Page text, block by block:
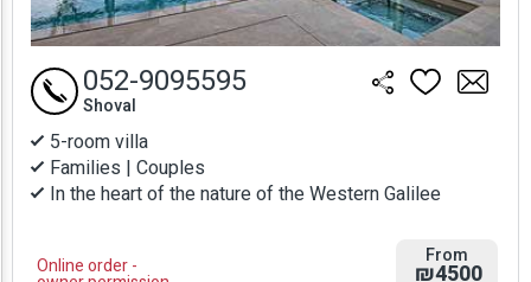
5-room villa
Families | Couples
In the heart of the nature of the Western Galilee
Online order -
052-9095595
Shoval
From
₪4500